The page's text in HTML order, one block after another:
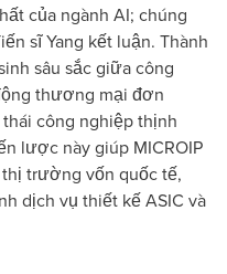
của ngành AI; chúng
sĩ Yang kết luận. Thành
sâu sắc giữa công
thương mại đơn
công nghiệp thịnh
lược này giúp MICROIP
trường vốn quốc tế,
dịch vụ thiết kế ASIC và